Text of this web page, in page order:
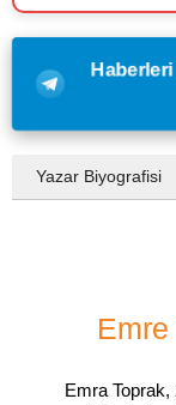
Yazar Biyografisi
Emre
Emra Toprak,